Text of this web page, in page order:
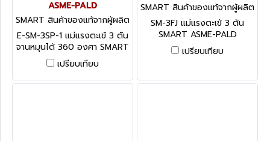
ASME-PALD
SMART สินค้าของแท้จากผู้ผลิต
E-SM-3SP-1
E-SM-3SP-1 แม่แรงตะเข้ 3 ตัน
จานหมุนได้ 360 องศา SMART
ASME-PALD
เปรียบเทียบ
SMART สินค้าของแท้จากผู้ผลิต
SM-3FJ
SM-3FJ แม่แรงตะเข้ 3 ตัน
SMART ASME-PALD
เปรียบเทียบ